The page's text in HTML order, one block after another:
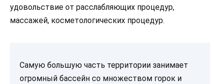
удовольствие от расслабляющих процедур,
массажей, косметологических процедур.
Самую большую часть территории занимает
огромный бассейн со множеством горок и